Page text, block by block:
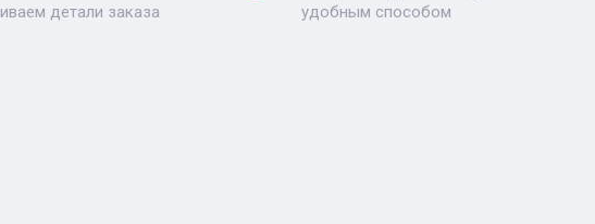
детали заказа
удобным способом